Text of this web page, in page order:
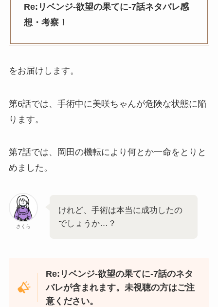
Re:リベンジ-欲望の果てに-7話ネタバレ感
想・考察！
をお届けします。
第6話では、手術中に美咲ちゃんが危険な状態に陥
ります。
第7話では、岡田の機転により何とか一命をとりと
めました。
さくら
けれど、手術は本当に成功したの
でしょうか…？
Re:リベンジ-欲望の果てに-7話のネタ
バレが含まれます。未視聴の方はご注
意ください。